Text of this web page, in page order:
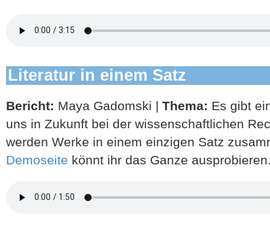
Literatur in einem Satz
Bericht: Maya Gadomski | Thema: Es gibt
uns in Zukunft bei der wissenschaftlichen
werden Werke in einem einzigen Satz
Demoseite könnt ihr das Ganze